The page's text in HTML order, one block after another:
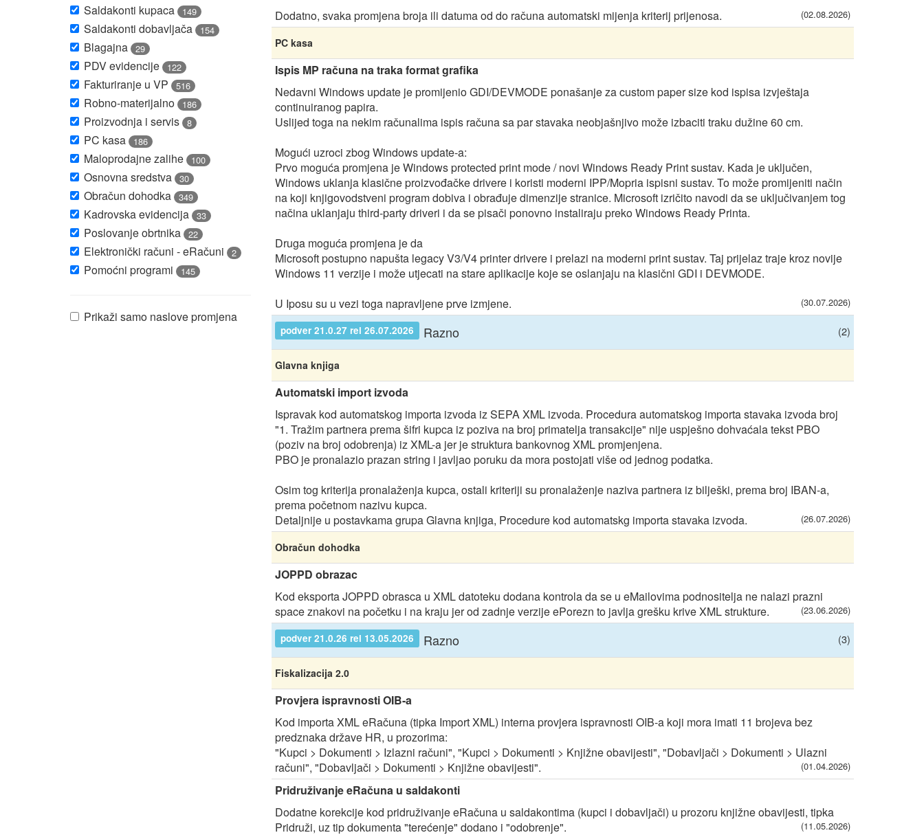
Saldakonti kupaca 149
Saldakonti dobavljača 154
Blagajna 29
PDV evidencije 122
Fakturiranje u VP 516
Robno-materijalno 186
Proizvodnja i servis 8
PC kasa 186
Maloprodajne zalihe 100
Osnovna sredstva 30
Obračun dohodka 349
Kadrovska evidencija 33
Poslovanje obrtnika 22
Elektronički računi - eRačuni 2
Pomoćni programi 145
Prikaži samo naslove promjena
Dodatno, svaka promjena broja ili datuma od do računa automatski mijenja kriterij prijenosa.
(02.08.2026)
PC kasa
Ispis MP računa na traka format grafika
Nedavni Windows update je promijenio GDI/DEVMODE ponašanje za custom paper size kod ispisa izvještaja
continuiranog papira.
Uslijed toga na nekim računalima ispis računa sa par stavaka neobjašnjivo može izbaciti traku dužine 60 cm.
Mogući uzroci zbog Windows update-a:
Prvo moguća promjena je Windows protected print mode / novi Windows Ready Print sustav. Kada je uključen,
Windows uklanja klasične proizvođačke drivere i koristi moderni IPP/Mopria ispisni sustav. To može promijeniti način
na koji knjigovodstveni program dobiva i obrađuje dimenzije stranice. Microsoft izričito navodi da se uključivanjem tog
načina uklanjaju third-party driveri i da se pisači ponovno instaliraju preko Windows Ready Printa.
Druga moguća promjena je da
Microsoft postupno napušta legacy V3/V4 printer drivere i prelazi na moderni print sustav. Taj prijelaz traje kroz novije
Windows 11 verzije i može utjecati na stare aplikacije koje se oslanjaju na klasični GDI i DEVMODE.
U Iposu su u vezi toga napravljene prve izmjene.
(30.07.2026)
podver 21.0.27 rel 26.07.2026 Razno (2)
Glavna knjiga
Automatski import izvoda
Ispravak kod automatskog importa izvoda iz SEPA XML izvoda. Procedura automatskog importa stavaka izvoda broj
"1. Tražim partnera prema šifri kupca iz poziva na broj primatelja transakcije" nije uspješno dohvaćala tekst PBO
(poziv na broj odobrenja) iz XML-a jer je struktura bankovnog XML promjenjena.
PBO je pronalazio prazan string i javljao poruku da mora postojati više od jednog podatka.
Osim tog kriterija pronalaženja kupca, ostali kriteriji su pronalaženje naziva partnera iz bilješki, prema broj IBAN-a,
prema početnom nazivu kupca.
Detaljnije u postavkama grupa Glavna knjiga, Procedure kod automatskg importa stavaka izvoda.
(26.07.2026)
Obračun dohodka
JOPPD obrazac
Kod eksporta JOPPD obrasca u XML datoteku dodana kontrola da se u eMailovima podnositelja ne nalazi prazni
space znakovi na početku i na kraju jer od zadnje verzije ePorezn to javlja grešku krive XML strukture.
(23.06.2026)
podver 21.0.26 rel 13.05.2026 Razno (3)
Fiskalizacija 2.0
Provjera ispravnosti OIB-a
Kod importa XML eRačuna (tipka Import XML) interna provjera ispravnosti OIB-a koji mora imati 11 brojeva bez
predznaka države HR, u prozorima:
"Kupci > Dokumenti > Izlazni računi", "Kupci > Dokumenti > Knjižne obavijesti", "Dobavljači > Dokumenti > Ulazni
računi", "Dobavljači > Dokumenti > Knjižne obavijesti".
(01.04.2026)
Pridruživanje eRačuna u saldakonti
Dodatne korekcije kod pridruživanje eRačuna u saldakontima (kupci i dobavljači) u prozoru knjižne obavijesti, tipka
Pridruži, uz tip dokumenta "terećenje" dodano i "odobrenje".
(11.05.2026)